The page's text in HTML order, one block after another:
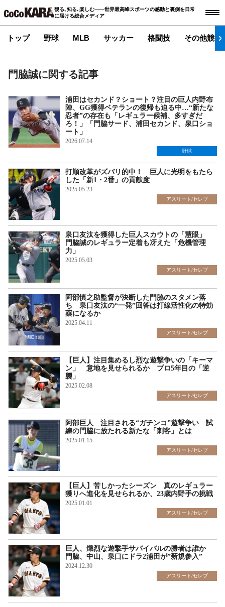
観る､知る､楽しむ――世界最高峰スポーツの感動と裏側を日常
に届ける総合メディア
トップ 野球 MLB サッカー 格闘技 その他競技
門脇誠に関する記事
浦田はセカンド？ショート？注目の巨人内野布
陣、GG獲得ベテランの復帰も迫る中…“新たな
忍者”の存在も「レギュラー候補、多すぎだ
ろ！」「門脇サード、浦田セカンド、泉口ショ
ート」
2026.07.14
野球
打順改革がズバリ的中！ 巨人に光明をもたら
した「新1・2番」の貢献度
2025.05.23
アスリート/セレブ
泉口友汰を獲得した巨人スカウトの「慧眼」
門脇誠のレギュラー定着も冴えた「危機管理
力」
2025.05.03
アスリート/セレブ
阿部慎之助監督が決断した門脇のスタメン落
ち 泉口友汰の“一発”回答は打線活性化の特効
薬になるか
2025.04.11
アスリート/セレブ
【巨人】注目集めるし烈な遊撃争いの「キーマ
ン」 意地を見せられるか プロ5年目の「逆
襲」
2025.02.08
アスリート/セレブ
阿部巨人 注目される“ガチンコ”遊撃争い 試
練の門脇に放たれる新たな「刺客」とは
2025.01.15
アスリート/セレブ
【巨人】苦しかったシーズン 真のレギュラー
獲りへ進化を見せられるか、23歳内野手の挑戦
2025.01.01
アスリート/セレブ
巨人、熾烈な遊撃手サバイバルの勝者は誰か
門脇、中山、泉口にドラ2浦田が”新規参入”
2024.12.30
アスリート/セレブ